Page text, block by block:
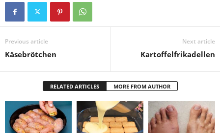
Previous article
Käsebrötchen
Next article
Kartoffelfrikadellen
RELATED ARTICLES MORE FROM AUTHOR